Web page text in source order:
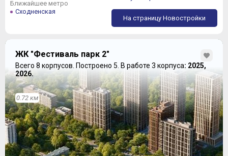
Ближайшее метро
Сходненская
На страницу Новостройки
ЖК "Фестиваль парк 2"
Всего 8 корпусов. Построено 5. В работе 3 корпуса: 2025,
2026.
0.72 км